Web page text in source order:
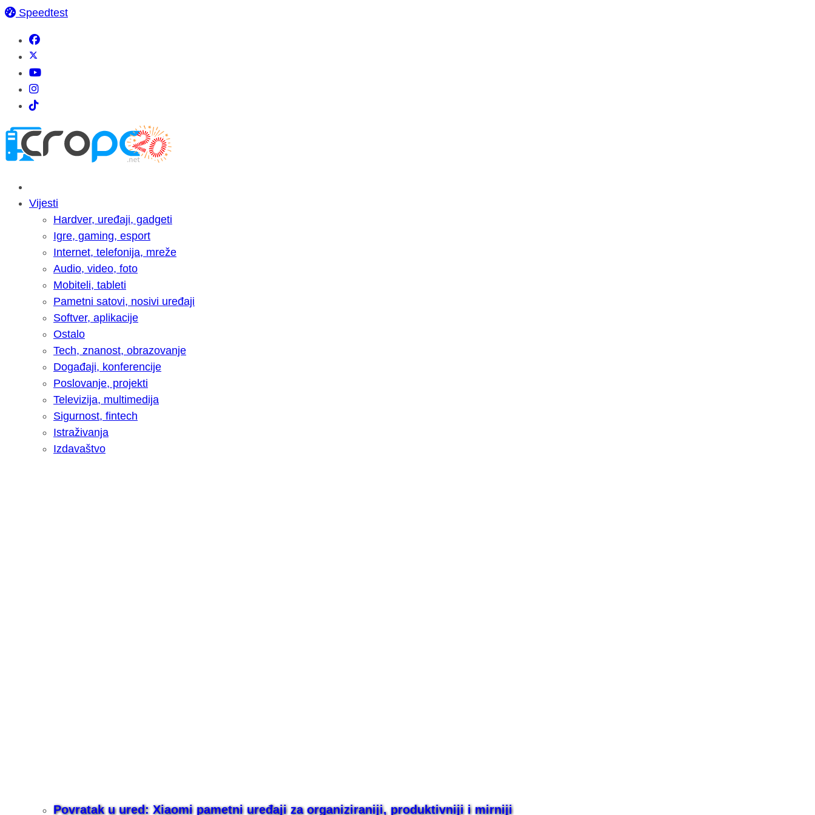
Speedtest
Vijesti
Hardver, uređaji, gadgeti
Igre, gaming, esport
Internet, telefonija, mreže
Audio, video, foto
Mobiteli, tableti
Pametni satovi, nosivi uređaji
Softver, aplikacije
Ostalo
Tech, znanost, obrazovanje
Događaji, konferencije
Poslovanje, projekti
Televizija, multimedija
Sigurnost, fintech
Istraživanja
Izdavaštvo
Povratak u ured: Xiaomi pametni uređaji za organiziraniji, produktivniji i mirniji